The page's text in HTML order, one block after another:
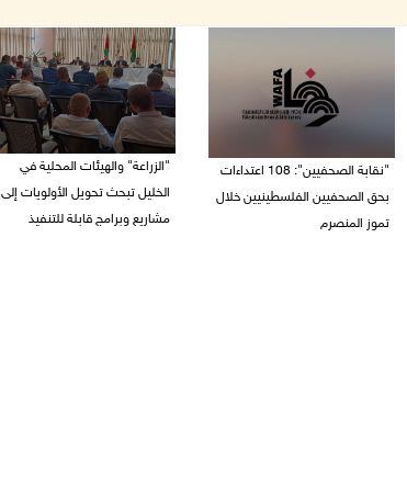
"نقابة الصحفيين": 108 اعتداءات
بحق الصحفيين الفلسطينيين خلال
تموز المنصرم
"الزراعة" والهيئات المحلية في
الخليل تبحث تحويل الأولويات إلى
مشاريع وبرامج قابلة للتنفيذ